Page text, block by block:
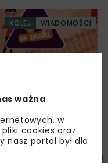
KOLEJ WIADOMOŚCI
ważna
w
cookies oraz
nasz portal był dla